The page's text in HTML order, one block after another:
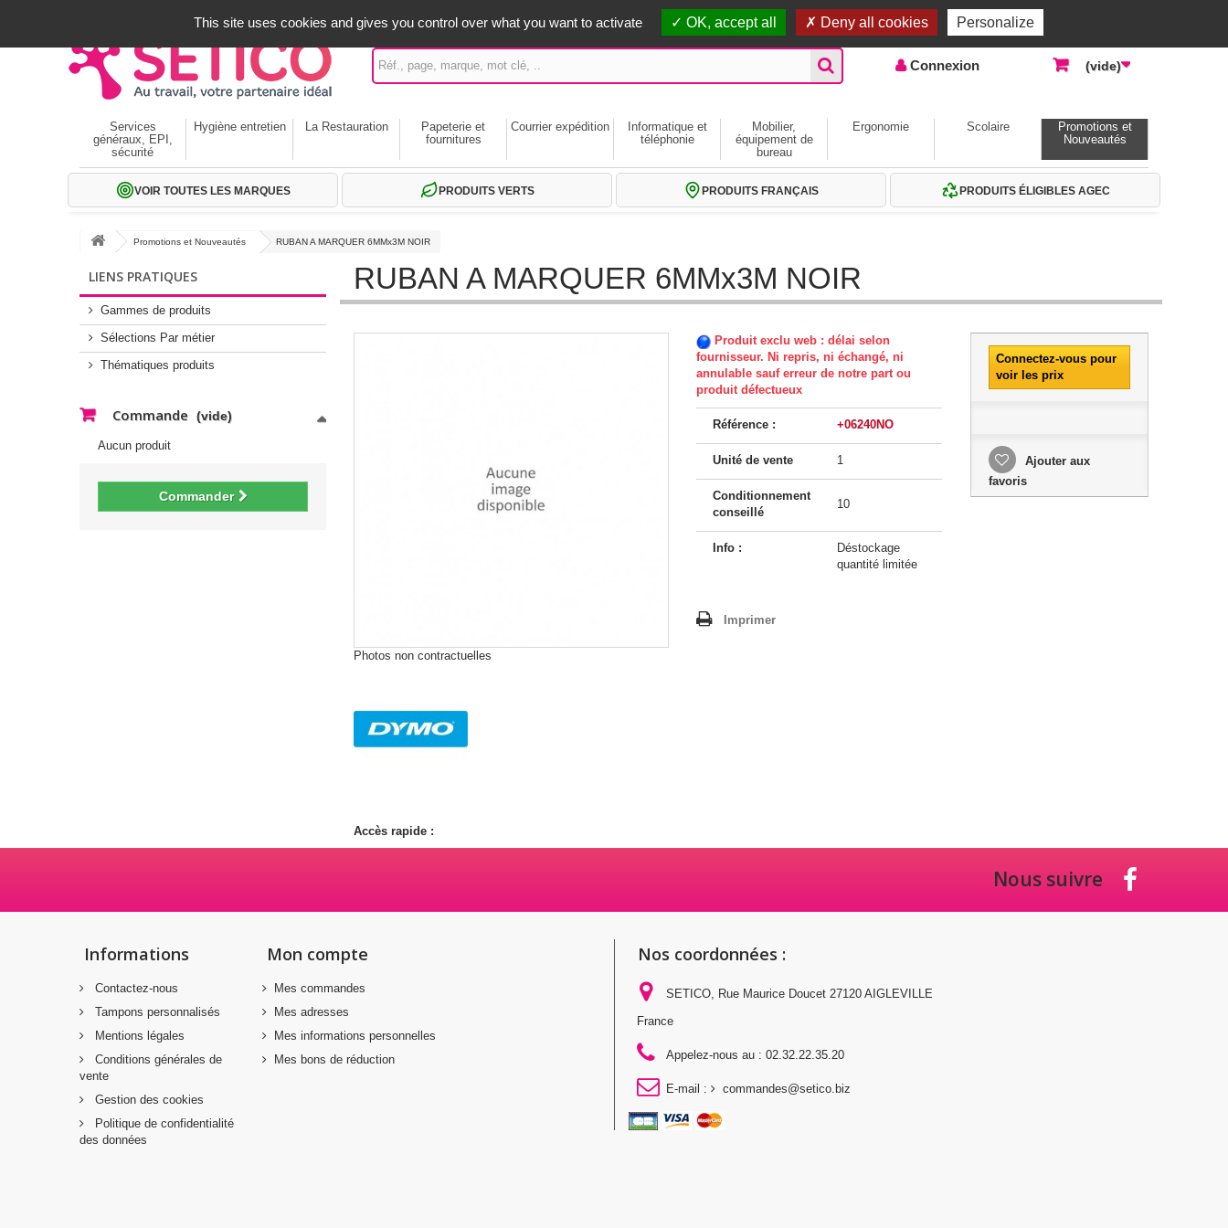
Accueil | Contactez-nous
Connexion (vide)
Services
généraux, EPI,
sécurité
Hygiène entretien La Restauration
Papeterie et
fournitures
Courrier expédition
Informatique et
téléphonie
Mobilier,
équipement de
bureau
Ergonomie Scolaire
Promotions et
Nouveautés
VOIR TOUTES LES MARQUES PRODUITS VERTS PRODUITS FRANÇAIS PRODUITS ÉLIGIBLES AGEC
Promotions et Nouveautés RUBAN A MARQUER 6MMx3M NOIR
LIENS PRATIQUES
Gammes de produits
Sélections Par métier
Thématiques produits
Commande (vide)
Aucun produit
Commander
RUBAN A MARQUER 6MMx3M NOIR
Photos non contractuelles
Produit exclu web : délai selon
fournisseur. Ni repris, ni échangé, ni
annulable sauf erreur de notre part ou
produit défectueux
Référence : +06240NO
Unité de vente 1
Conditionnement
conseillé
10
Info :
Déstockage
quantité limitée
Imprimer
Connectez-vous pour
voir les prix
Ajouter aux
favoris
Accès rapide :
Nous suivre
Informations
Contactez-nous
Tampons personnalisés
Mentions légales
Conditions générales de
vente
Gestion des cookies
Politique de confidentialité
des données
Mon compte
Mes commandes
Mes adresses
Mes informations personnelles
Mes bons de réduction
Nos coordonnées :
SETICO, Rue Maurice Doucet 27120 AIGLEVILLE
France
Appelez-nous au : 02.32.22.35.20
E-mail : commandes@setico.biz
This site uses cookies and gives you control over what you want to activate OK, accept all Deny all cookies Personalize